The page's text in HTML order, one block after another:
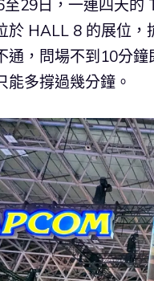
29日，一連四天的
於 HALL 8 的展位，
通，問場不到10分
能多撐過幾分鐘。